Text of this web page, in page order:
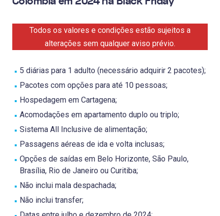
Todos os valores e condições estão sujeitos a
alterações sem qualquer aviso prévio.
5 diárias para 1 adulto (necessário adquirir 2 pacotes);
Pacotes com opções para até 10 pessoas;
Hospedagem em Cartagena;
Acomodações em apartamento duplo ou triplo;
Sistema All Inclusive de alimentação;
Passagens aéreas de ida e volta inclusas;
Opções de saídas em Belo Horizonte, São Paulo,
Brasília, Rio de Janeiro ou Curitiba;
Não inclui mala despachada;
Não inclui transfer;